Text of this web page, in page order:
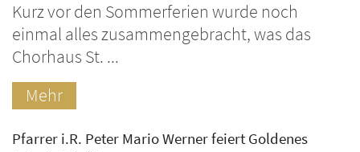
Kurz vor den Sommerferien wurde noch
einmal alles zusammengebracht, was das
Chorhaus St. ...
Mehr
Pfarrer i.R. Peter Mario Werner feiert Goldenes